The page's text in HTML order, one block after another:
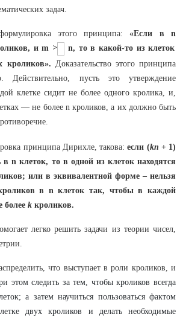
задач.
этого принципа:«Если вn
иm > n, то в какой-то из клеток
кроликов». Доказательство этого принципа
Действительно, пусть это утверждение
клетке сидит не более одного кролика, и,
— не более n кроликов, а их должно быть
принципа Дирихле, такова:если (kn + 1)
n клеток, то в одной из клеток находятся
или в эквивалентной форме – нельзя
в n клеток так, чтобы в каждой
более k кроликов.
легко решить задачи из теории чисел,
что выступает в роли кроликов, и
этом следить за тем, чтобы кроликов всегда
а затем научиться пользоваться фактом
двух кроликов и делать необходимые